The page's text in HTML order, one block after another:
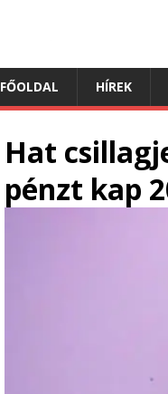
FŐOLDAL HÍREK
Hat
pénzt kap